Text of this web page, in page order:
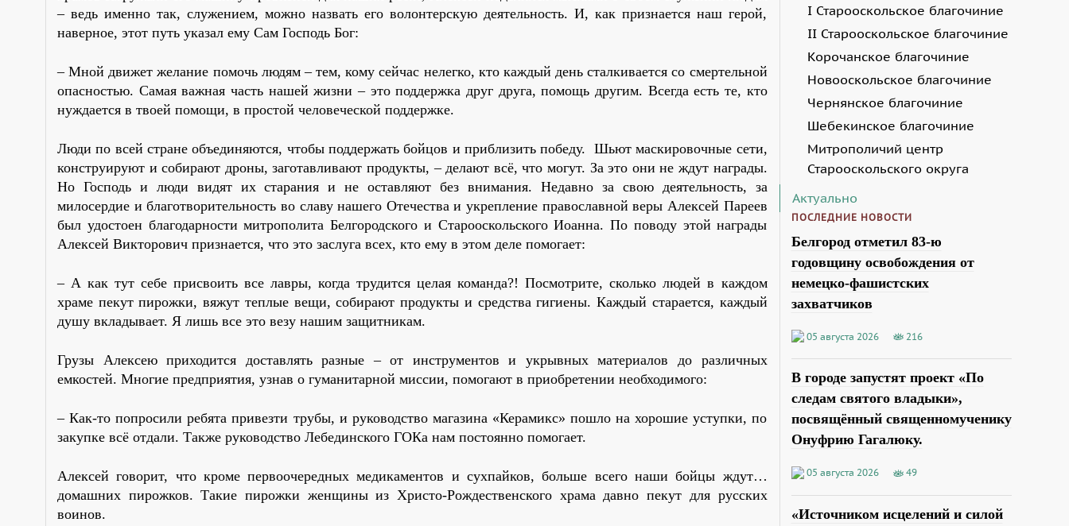
– ведь именно так, служением, можно назвать его волонтерскую деятельность. И, как признается наш герой,
наверное, этот путь указал ему Сам Господь Бог:
– Мной движет желание помочь людям – тем, кому сейчас нелегко, кто каждый день сталкивается со смертельной
опасностью. Самая важная часть нашей жизни – это поддержка друг друга, помощь другим. Всегда есть те, кто
нуждается в твоей помощи, в простой человеческой поддержке.
Люди по всей стране объединяются, чтобы поддержать бойцов и приблизить победу. Шьют маскировочные сети,
конструируют и собирают дроны, заготавливают продукты, – делают всё, что могут. За это они не ждут награды.
Но Господь и люди видят их старания и не оставляют без внимания. Недавно за свою деятельность, за
милосердие и благотворительность во славу нашего Отечества и укрепление православной веры Алексей Пареев
был удостоен благодарности митрополита Белгородского и Старооскольского Иоанна. По поводу этой награды
Алексей Викторович признается, что это заслуга всех, кто ему в этом деле помогает:
– А как тут себе присвоить все лавры, когда трудится целая команда?! Посмотрите, сколько людей в каждом
храме пекут пирожки, вяжут теплые вещи, собирают продукты и средства гигиены. Каждый старается, каждый
душу вкладывает. Я лишь все это везу нашим защитникам.
Грузы Алексею приходится доставлять разные – от инструментов и укрывных материалов до различных
емкостей. Многие предприятия, узнав о гуманитарной миссии, помогают в приобретении необходимого:
– Как-то попросили ребята привезти трубы, и руководство магазина «Керамикс» пошло на хорошие уступки, по
закупке всё отдали. Также руководство Лебединского ГОКа нам постоянно помогает.
Алексей говорит, что кроме первоочередных медикаментов и сухпайков, больше всего наши бойцы ждут…
домашних пирожков. Такие пирожки женщины из Христо-Рождественского храма давно пекут для русских
воинов.
I Старооскольское благочиние
II Старооскольское благочиние
Корочанское благочиние
Новооскольское благочиние
Чернянское благочиние
Шебекинское благочиние
Митрополичий центр
Старооскольского округа
Актуально
ПОСЛЕДНИЕ НОВОСТИ
Белгород отметил 83-ю
годовщину освобождения от
немецко-фашистских
захватчиков
05 августа 2026 216
В городе запустят проект «По
следам святого владыки»,
посвящённый священномученику
Онуфрию Гагалюку.
05 августа 2026 49
«Источником исцелений и силой